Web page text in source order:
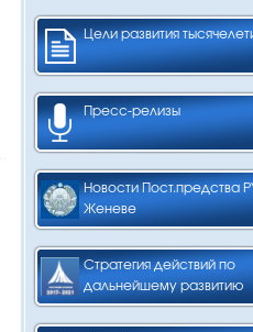
Цели развития
Пресс-релизы
Новости Пост.предства
Женеве
Стратегия действий по
дальнейшему развитию